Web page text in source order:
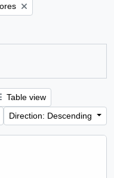
Table view
Direction: Descending